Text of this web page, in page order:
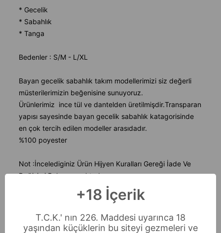
* Gecelik
* Sabahlık
* Tanga
Bedenler : S/M - L/XL
Bayan gecelik sabahlık takım modellerimizi siz değerli
müsterilerimizin beğenisine sunuyoruz.
Ürünlerimiz ince tül ve dantelden üretilmişdir.Transparan
yapısı sayesinde bayan gecelik sabahlık katagorisinde
en çok tercih edilen modeller arasıdadır.
%100 poyester
Not :İncelediginiz Ürün Hijyen Kuralları Gereği İade Ve
Değişimi Bulunmamaktadır.
+18 İçerik
T.C.K.' nın 226. Maddesi uyarınca 18
yaşından küçüklerin bu siteyi gezmeleri ve